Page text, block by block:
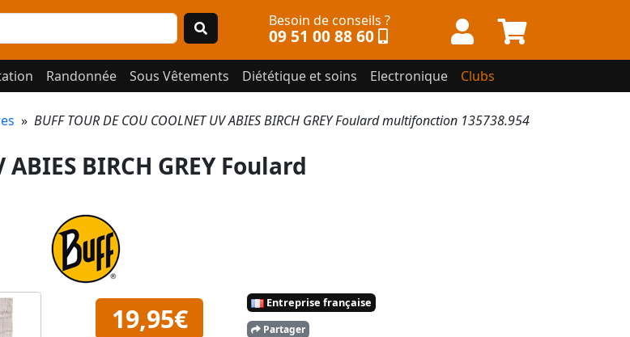
Besoin de conseils ?
09 51 00 88 60
Randonnée Sous Vêtements Diététique et soins Electronique Clubs
» BUFF TOUR DE COU COOLNET UV ABIES BIRCH GREY Foulard multifonction 135738.954
ABIES BIRCH GREY Foulard
19,95€ Entreprise française
Partager